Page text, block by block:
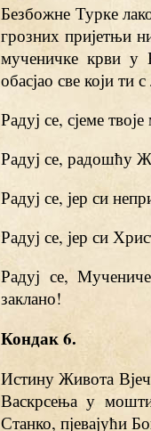
Безбожне Турке
грозних пријетњи
мученичке крви у
обасјао све који ти
Радуј се, сјеме
Радуј се, радошћу
Радуј се, јер си
Радуј се, јер си
Радуј се,
заклано!
Кондак 6.
Истину Живота
Васкрсења у
Станко, пјевајући